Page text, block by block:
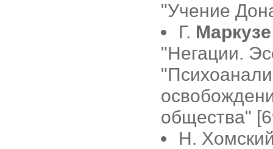
"Учение
Г. Маркузе
"Негации.
общества"
Н.